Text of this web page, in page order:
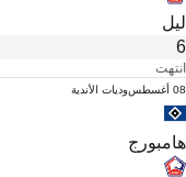
ليل
6
انتهت
08 أغسطس وديات الأندية
هامبورج